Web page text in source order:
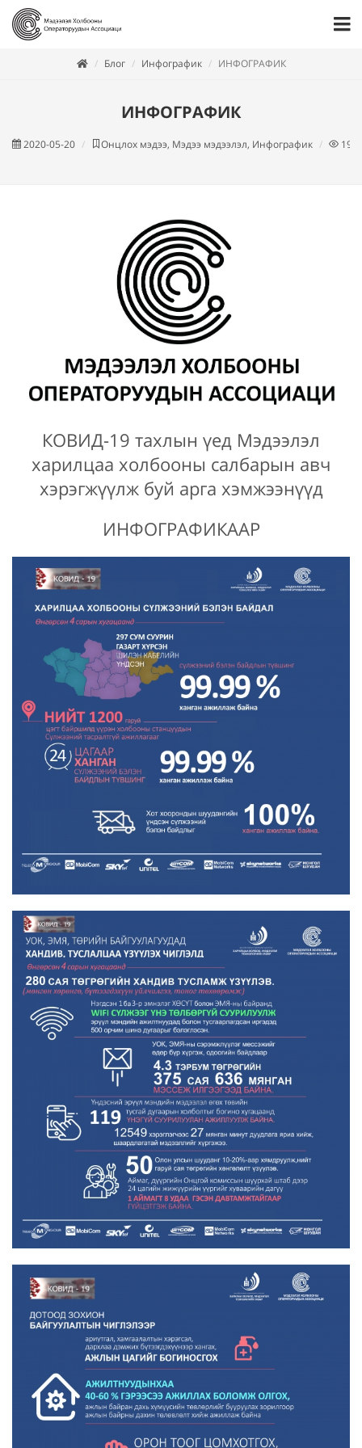
Блог Инфографик ИНФОГРАФИК
ИНФОГРАФИК
2020-05-20 Онцлох мэдээ, Мэдээ мэдээлэл, Инфографик
КОВИД-19 тахлын үед Мэдээлэл
харилцаа холбооны салбарын авч
хэрэгжүүлж буй арга хэмжээнүүд
ИНФОГРАФИКААР